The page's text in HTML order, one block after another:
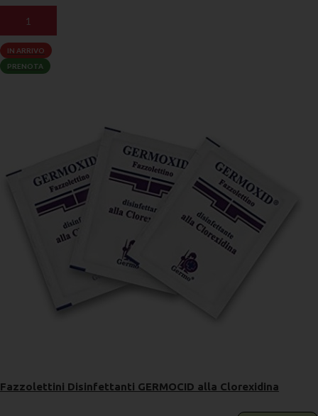
AGGIUNGI AL CARRELLO
IN ARRIVO
PRENOTA
Fazzolettini Disinfettanti GERMOCID alla Clorexidina